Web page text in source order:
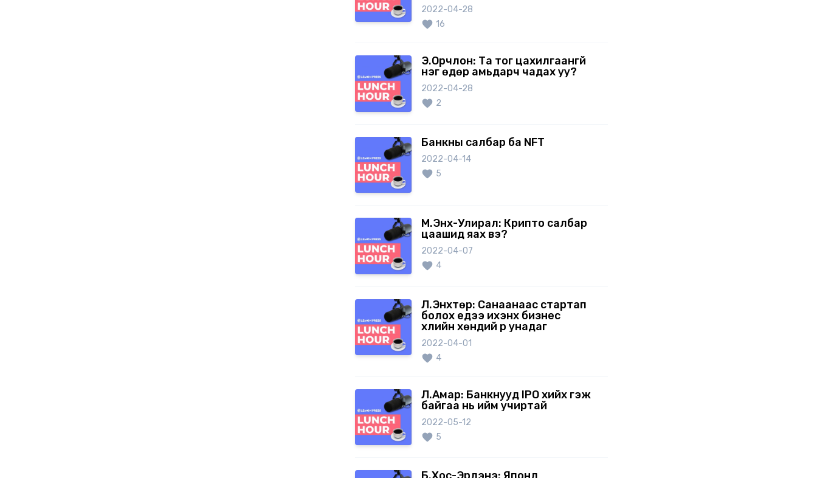
2022-04-28
16
Э.Орчлон: Та тог цахилгаангүй
нэг өдөр амьдарч чадах уу?
2022-04-28
2
Банкны салбар ба NFT
2022-04-14
5
М.Энх-Улирал: Крипто салбар
цаашид яах вэ?
2022-04-07
4
Л.Энхтөр: Санаанаас стартап
болох үедээ ихэнх бизнес
үхлийн хөндий рүү унадаг
2022-04-01
4
Л.Амар: Банкнууд IPO хийх гэж
байгаа нь ийм учиртай
2022-05-12
5